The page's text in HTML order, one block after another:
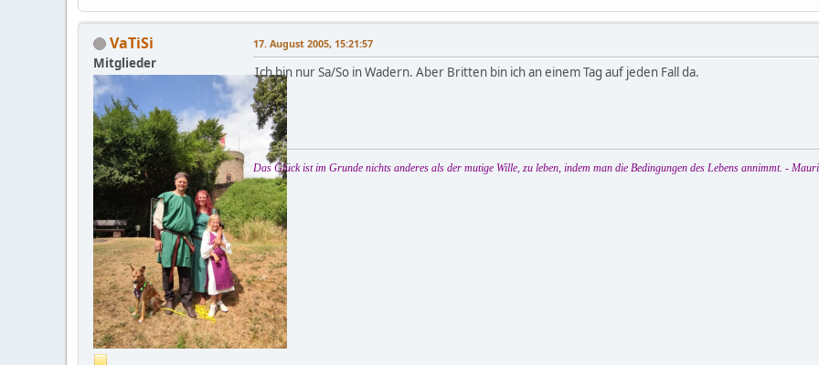
VaTiSi
Mitglieder
17. August 2005, 15:21:57
Ich bin nur Sa/So in Wadern. Aber Britten bin ich an einem Tag auf jeden Fall da.
Das Glück ist im Grunde nichts anderes als der mutige Wille, zu leben, indem man die Bedingungen des Lebens annimmt. -